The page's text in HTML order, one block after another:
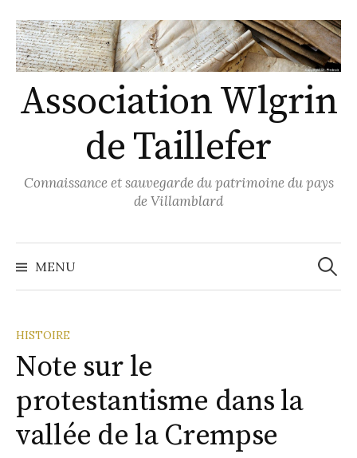
to
content
Association Wlgrin
de Taillefer
Connaissance et sauvegarde du patrimoine du pays
de Villamblard
MENU
HISTOIRE
Note sur le
protestantisme dans la
vallée de la Crempse